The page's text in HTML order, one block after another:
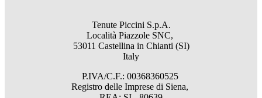
Tenute Piccini S.p.A.
Località Piazzole SNC,
53011 Castellina in Chianti (SI)
Italy
P.IVA/C.F.: 00368360525
Registro delle Imprese di Siena,